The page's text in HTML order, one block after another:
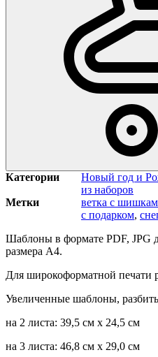
Категории Новый год и
из наборов
Метки
ветка с
с подарком,
Шаблоны в формате PDF, JPG
размера А4.
Для широкоформатной печати
Увеличенные шаблоны,
на 2 листа: 39,5 см х 24,5 см
на 3 листа: 46,8 см х 29,0 см